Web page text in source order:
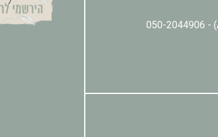
050-2044906